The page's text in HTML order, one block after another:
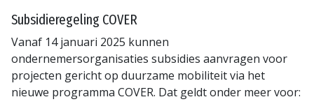
Subsidieregeling COVER
Vanaf 14 januari 2025 kunnen
ondernemersorganisaties subsidies aanvragen voor
projecten gericht op duurzame mobiliteit via het
nieuwe programma COVER. Dat geldt onder meer voor: